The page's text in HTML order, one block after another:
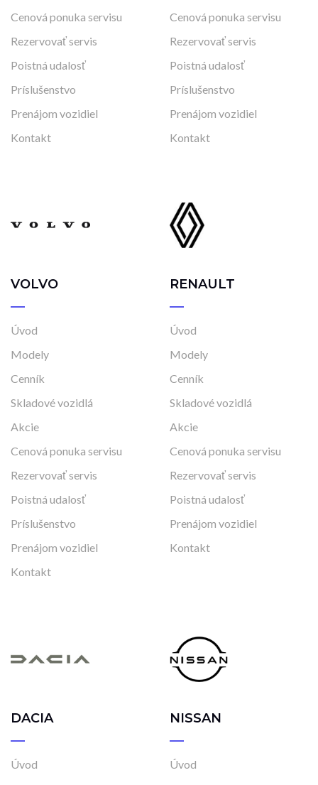
Cenová ponuka servisu
Rezervovať servis
Poistná udalosť
Príslušenstvo
Prenájom vozidiel
Kontakt
Cenová ponuka servisu
Rezervovať servis
Poistná udalosť
Príslušenstvo
Prenájom vozidiel
Kontakt
VOLVO
Úvod
Modely
Cenník
Skladové vozidlá
Akcie
Cenová ponuka servisu
Rezervovať servis
Poistná udalosť
Príslušenstvo
Prenájom vozidiel
Kontakt
RENAULT
Úvod
Modely
Cenník
Skladové vozidlá
Akcie
Cenová ponuka servisu
Rezervovať servis
Poistná udalosť
Prenájom vozidiel
Kontakt
DACIA
Úvod
NISSAN
Úvod